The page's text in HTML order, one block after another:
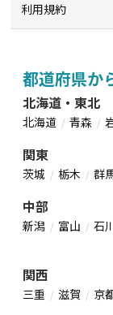
利用規約
都道府県か
北海道・東北
北海道 青森
関東
茨城 栃木 群
中部
新潟 富山 石
関西
三重 滋賀 京